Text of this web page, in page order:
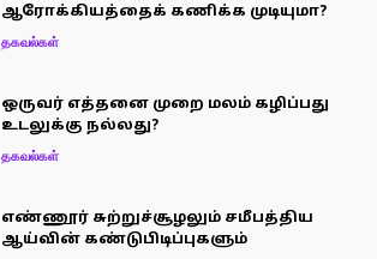
ஆரோக்கியத்தைக் கணிக்க முடியுமா?
தகவல்கள்
ஒருவர் எத்தனை முறை மலம் கழிப்பது
உடலுக்கு நல்லது?
தகவல்கள்
எண்ணூர் சுற்றுச்சூழலும் சமீபத்திய
ஆய்வின் கண்டுபிடிப்புகளும்